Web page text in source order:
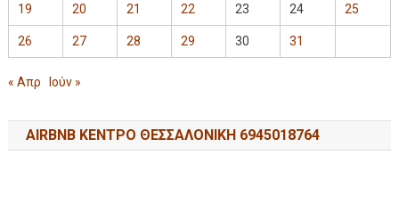
19 20 21 22 23 24 25
26 27 28 29 30 31
« Απρ Ιούν »
AIRBNB ΚΕΝΤΡΟ ΘΕΣΣΑΛΟΝΙΚΗ 6945018764